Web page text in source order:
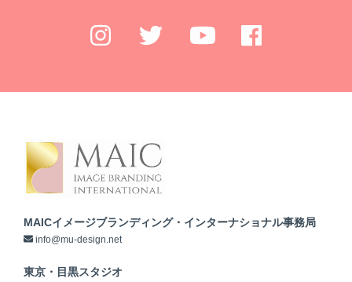
MAICイメージブランディング・インターナショナル事務局
info@mu-design.net
東京・目黒スタジオ